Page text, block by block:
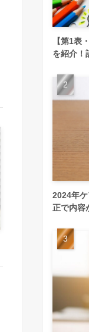
【第1表
を紹介！
2024年
正で内容